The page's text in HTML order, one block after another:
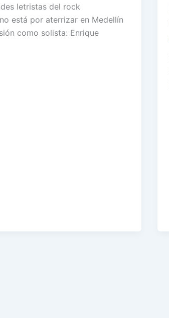
letristas del rock
está por aterrizar en Medellín
como solista: Enrique